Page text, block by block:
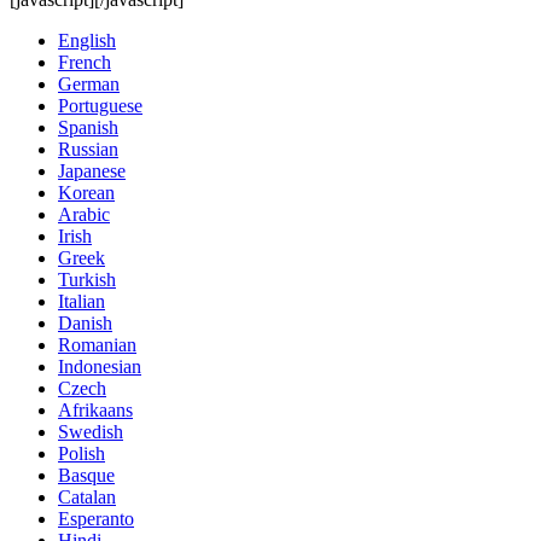
English
French
German
Portuguese
Spanish
Russian
Japanese
Korean
Arabic
Irish
Greek
Turkish
Italian
Danish
Romanian
Indonesian
Czech
Afrikaans
Swedish
Polish
Basque
Catalan
Esperanto